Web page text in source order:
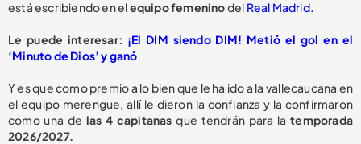
está escribiendo en elequipo femeninodel Real Madrid.
Le puede interesar: ¡El DIM siendo DIM! Metió el gol en el
‘Minuto de Dios’ y ganó
Y es que como premio a lo bien que le ha ido a la vallecaucana en
el equipo merengue, allí le dieron la confianza y la confirmaron
como una de las 4 capitanasque tendrán para latemporada
2026/2027.